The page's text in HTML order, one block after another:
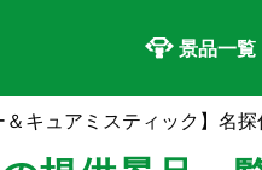
景品一覧
＆キュアミスティック】名